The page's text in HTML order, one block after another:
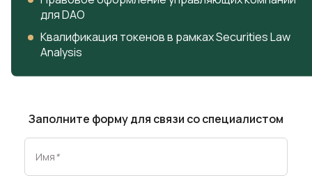
для DAO
Квалификация токенов в рамках Securities Law
Analysis
Заполните форму для связи со специалистом
Имя*